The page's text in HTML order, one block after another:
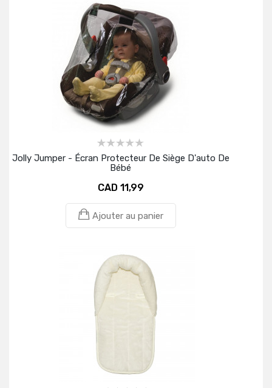
Jolly Jumper - Écran Protecteur De Siège D'auto De
Bébé
CAD 11,99
Ajouter au panier